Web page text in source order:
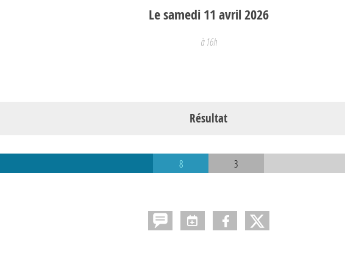
Lesamedi11 avril2026
à 16h
Résultat
8 3